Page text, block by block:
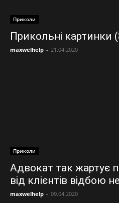
Приколи
Прикольні картинки
maxwelhelp - 21.04.2020
Приколи
Адвокат так жартує
від клієнтів відбою
maxwelhelp - 09.04.2020